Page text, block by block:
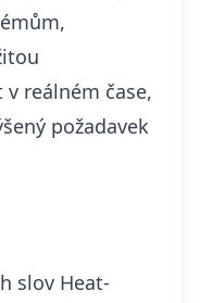
reálném čase,
požadavek
slov Heat-